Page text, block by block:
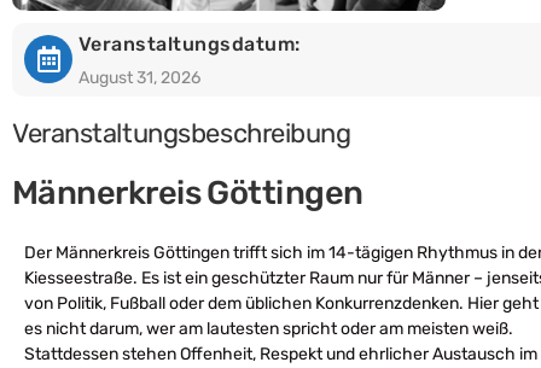
Veranstaltungsdatum:
August 31, 2026
Veranstaltungsbeschreibung
Männerkreis Göttingen
Der Männerkreis Göttingen trifft sich im 14-tägigen Rhythmus in
Kiesseestraße. Es ist ein geschützter Raum nur für Männer –
von Politik, Fußball oder dem üblichen Konkurrenzdenken. Hier geht
es nicht darum, wer am lautesten spricht oder am meisten weiß.
Stattdessen stehen Offenheit, Respekt und ehrlicher Austausch im